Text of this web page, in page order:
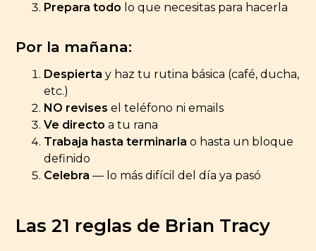
Prepara todo lo que necesitas para hacerla
Por la mañana:
Despierta y haz tu rutina básica (café, ducha,
etc.)
NO revises el teléfono ni emails
Ve directo a tu rana
Trabaja hasta terminarla o hasta un bloque
definido
Celebra — lo más difícil del día ya pasó
Las 21 reglas de Brian Tracy